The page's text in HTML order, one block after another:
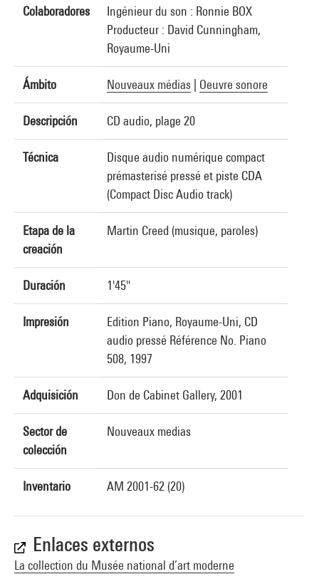
Colaboradores
Ingénieur du son : Ronnie BOX
Producteur : David Cunningham,
Royaume-Uni
Ámbito Nouveaux médias Oeuvre sonore
Descripción CD audio, plage 20
Técnica
Disque audio numérique compact
prémasterisé pressé et piste CDA
(Compact Disc Audio track)
Etapa de la
creación
Martin Creed (musique, paroles)
Duración 1'45"
Impresión
Edition Piano, Royaume-Uni, CD
audio pressé Référence No. Piano
508, 1997
Adquisición Don de Cabinet Gallery, 2001
Sector de
colección
Nouveaux medias
Inventario AM 2001-62 (20)
Enlaces externos
La collection du Musée national d’art moderne